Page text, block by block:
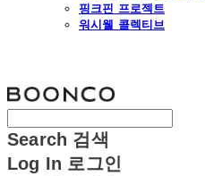
핑크핀 프로젝트
워시웰 콜렉티브
Search 검색
Log In 로그인